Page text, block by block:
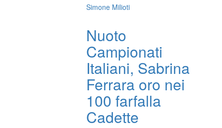
Simone Milioti
Nuoto
Campionati
Italiani, Sabrina
Ferrara oro nei
100 farfalla
Cadette